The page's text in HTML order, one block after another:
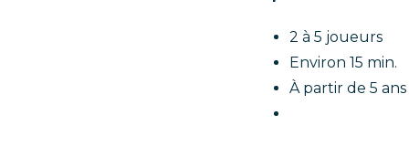
2 à 5 joueurs
Environ 15 min.
À partir de 5 ans